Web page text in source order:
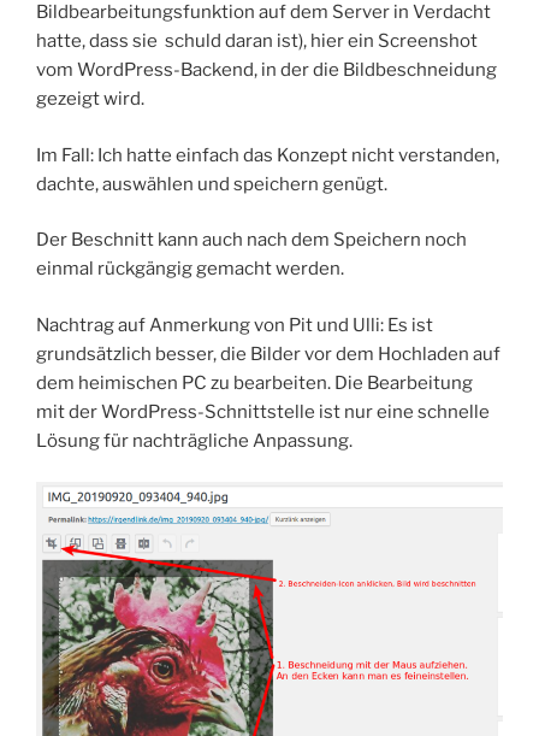
Bildbearbeitungsfunktion auf dem Server in Verdacht
hatte, dass sie schuld daran ist), hier ein Screenshot
vom WordPress-Backend, in der die Bildbeschneidung
gezeigt wird.
Im Fall: Ich hatte einfach das Konzept nicht verstanden,
dachte, auswählen und speichern genügt.
Der Beschnitt kann auch nach dem Speichern noch
einmal rückgängig gemacht werden.
Nachtrag auf Anmerkung von Pit und Ulli: Es ist
grundsätzlich besser, die Bilder vor dem Hochladen auf
dem heimischen PC zu bearbeiten. Die Bearbeitung
mit der WordPress-Schnittstelle ist nur eine schnelle
Lösung für nachträgliche Anpassung.